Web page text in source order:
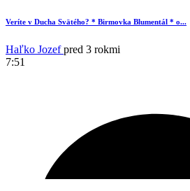
Veríte v Ducha Svätého? * Birmovka Blumentál * o...
Haľko Jozefpred 3 rokmi
7:51